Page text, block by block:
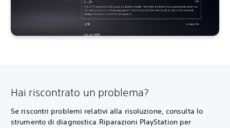
Hai riscontrato un problema?
Se riscontri problemi relativi alla risoluzione, consulta lo
strumento di diagnostica Riparazioni PlayStation per